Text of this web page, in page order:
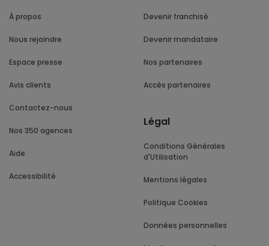
À propos
Nous rejoindre
Espace presse
Avis clients
Contactez-nous
Nos 350 agences
Aide
Accessibilité
Devenir franchisé
Devenir mandataire
Nos partenaires
Accès partenaires
Légal
Conditions Générales
d'Utilisation
Mentions légales
Politique Cookies
Données personnelles